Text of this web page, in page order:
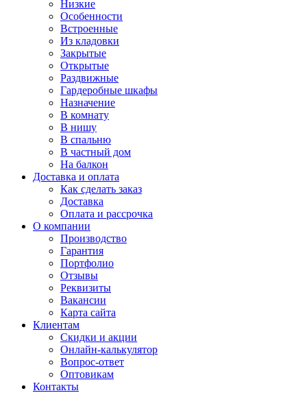
Низкие
Особенности
Встроенные
Из кладовки
Закрытые
Открытые
Раздвижные
Гардеробные шкафы
Назначение
В комнату
В нишу
В спальню
В частный дом
На балкон
Доставка и оплата
Как сделать заказ
Доставка
Оплата и рассрочка
О компании
Производство
Гарантия
Портфолио
Отзывы
Реквизиты
Вакансии
Карта сайта
Клиентам
Скидки и акции
Онлайн-калькулятор
Вопрос-ответ
Оптовикам
Контакты